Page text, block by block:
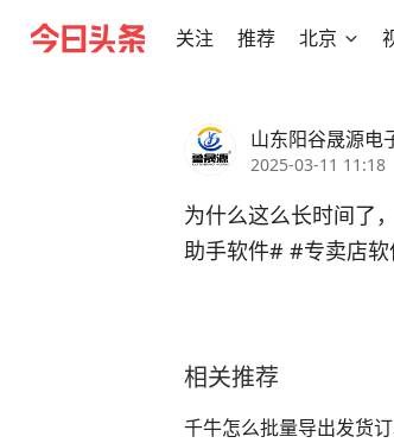
关注 推荐 北京
山东阳谷晟源电
2025-03-11 11:18
为什么这么长时间了
助手软件# #专卖店
相关推荐
千牛怎么批量导出发货